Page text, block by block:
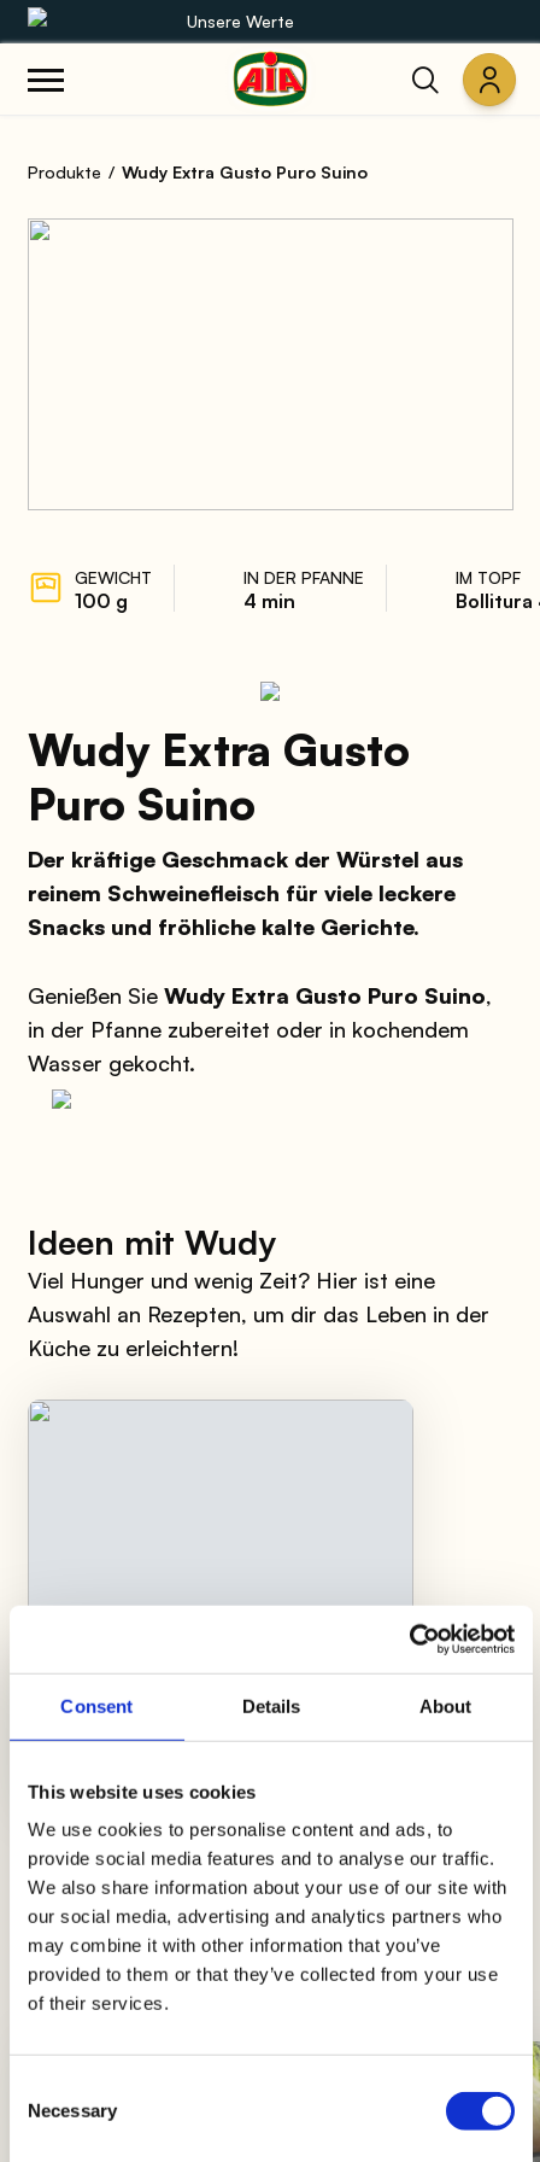
Consent Details About
This website uses cookies
We use cookies to personalise content and ads, to
provide social media features and to analyse our traffic.
We also share information about your use of our site with
our social media, advertising and analytics partners who
may combine it with other information that you’ve
provided to them or that they’ve collected from your use
of their services.
Selection
Necessary
Unsere Werte
Rezepte
Produkte Wudy Extra Gusto Puro Suino
GEWICHT
100 g
IN DER PFANNE
4 min
IM TOPF
Bollitura
Wudy Extra Gusto
Puro Suino
Der kräftige Geschmack der Würstel aus
reinem Schweinefleisch für viele leckere
Snacks und fröhliche kalte Gerichte.
Genießen Sie Wudy Extra Gusto Puro Suino,
in der Pfanne zubereitet oder in kochendem
Wasser gekocht.
Ideen mit Wudy
Viel Hunger und wenig Zeit? Hier ist eine
Auswahl an Rezepten, um dir das Leben in der
Küche zu erleichtern!
Knusprige Würstchen- und
Taleggio-Taschen
Einfach 20Min.
Tipps und Ratschläge
Neuigkeiten, Einblicke und Tricks, um Könige
und Königinnen der Küche zu werden